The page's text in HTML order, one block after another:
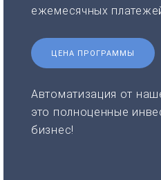
ежемесячных
ЦЕНА ПРОГРАММЫ
Автоматизация от
это полноценные
бизнес!